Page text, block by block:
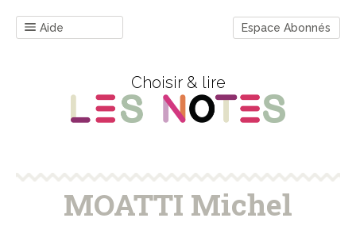
Aide Espace Abonnés
Choisir & lire
MOATTI Michel